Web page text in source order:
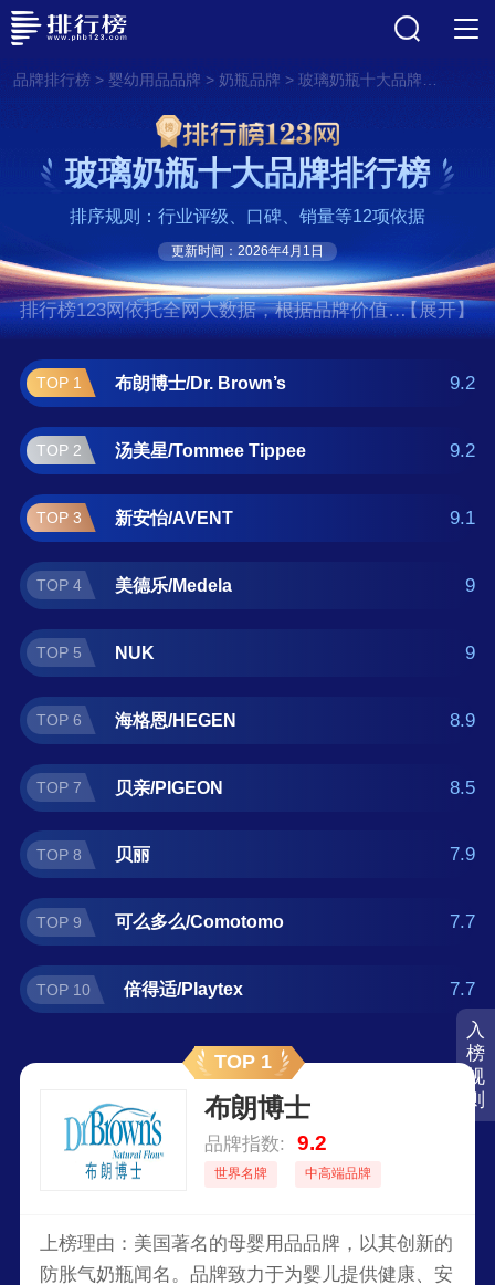
品牌排行榜> 婴幼用品品牌 > 奶瓶品牌 > 玻璃奶瓶十大品牌排行榜
入
榜
规
则
玻璃奶瓶十大品牌排行榜
排序规则：行业评级、口碑、销量等12项依据
更新时间：2026年4月1日
排行榜123网依托全网大数据，根据品牌价值、
口碑评价等多项指数评选出了玻璃奶瓶十大品
牌排行榜,前十名分别是布朗博士/Dr. Brown’s、
汤美星/Tommee Tippee、新安怡/AVENT、美德
乐/Medela、NUK、海格恩/HEGEN、贝
亲/PIGEON、贝丽、可么多么/Comotomo、倍
得适/Playtex。如果您正在查找玻璃奶瓶什么牌
子好？那么本玻璃奶瓶十大品牌榜单可供您作
为选购参考，我们致力于用最真实的用户数据
推荐口碑最好的玻璃奶瓶品牌，让您选得放
【展开】
TOP 1 布朗博士/Dr. Brown’s 9.2
TOP 2 汤美星/Tommee Tippee 9.2
TOP 3 新安怡/AVENT 9.1
TOP 4 美德乐/Medela 9
TOP 5 NUK 9
TOP 6 海格恩/HEGEN 8.9
TOP 7 贝亲/PIGEON 8.5
TOP 8 贝丽 7.9
TOP 9 可么多么/Comotomo 7.7
TOP 10 倍得适/Playtex 7.7
TOP 1
布朗博士
品牌指数: 9.2
世界名牌 中高端品牌
上榜理由：美国著名的母婴用品品牌，以其创新的
防胀气奶瓶闻名。品牌致力于为婴儿提供健康、安